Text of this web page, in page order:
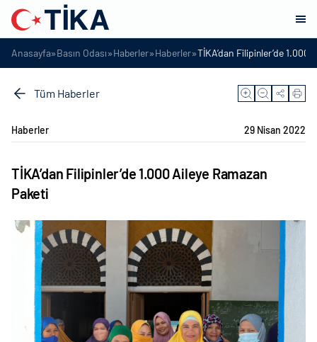
Anasayfa»Basın Odası»Haberler»Haberler»TİKA’dan Filipinler’de 1.000
Tüm Haberler
Haberler 29 Nisan 2022
TİKA’dan Filipinler’de 1.000 Aileye Ramazan
Paketi